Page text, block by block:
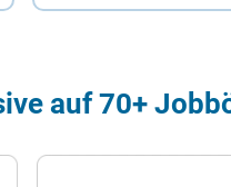
auf 70+